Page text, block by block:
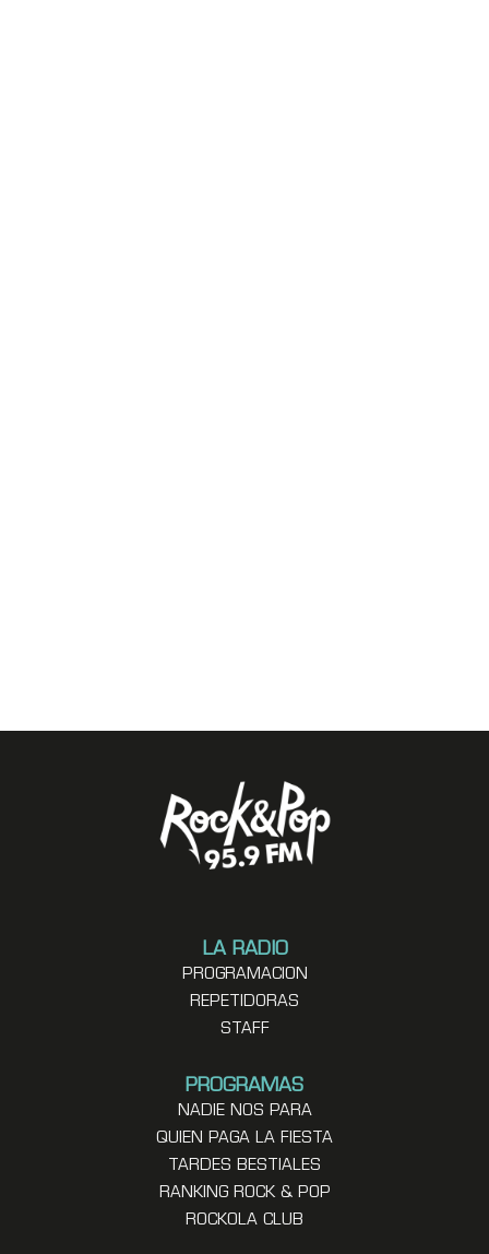
LA RADIO
PROGRAMACION
REPETIDORAS
STAFF
PROGRAMAS
NADIE NOS PARA
QUIEN PAGA LA FIESTA
TARDES BESTIALES
RANKING ROCK & POP
ROCKOLA CLUB